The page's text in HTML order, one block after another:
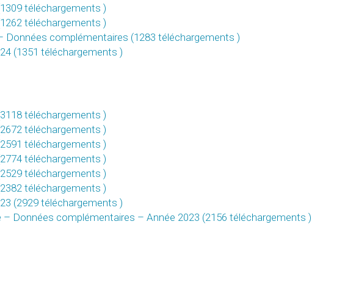
téléchargements )
téléchargements )
Données complémentaires (1283 téléchargements )
(1351 téléchargements )
téléchargements )
téléchargements )
téléchargements )
téléchargements )
téléchargements )
téléchargements )
(2929 téléchargements )
Données complémentaires – Année 2023 (2156 téléchargements )